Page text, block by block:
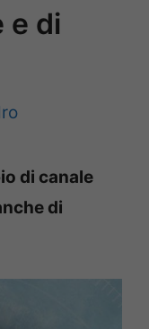
e di
di canale
di